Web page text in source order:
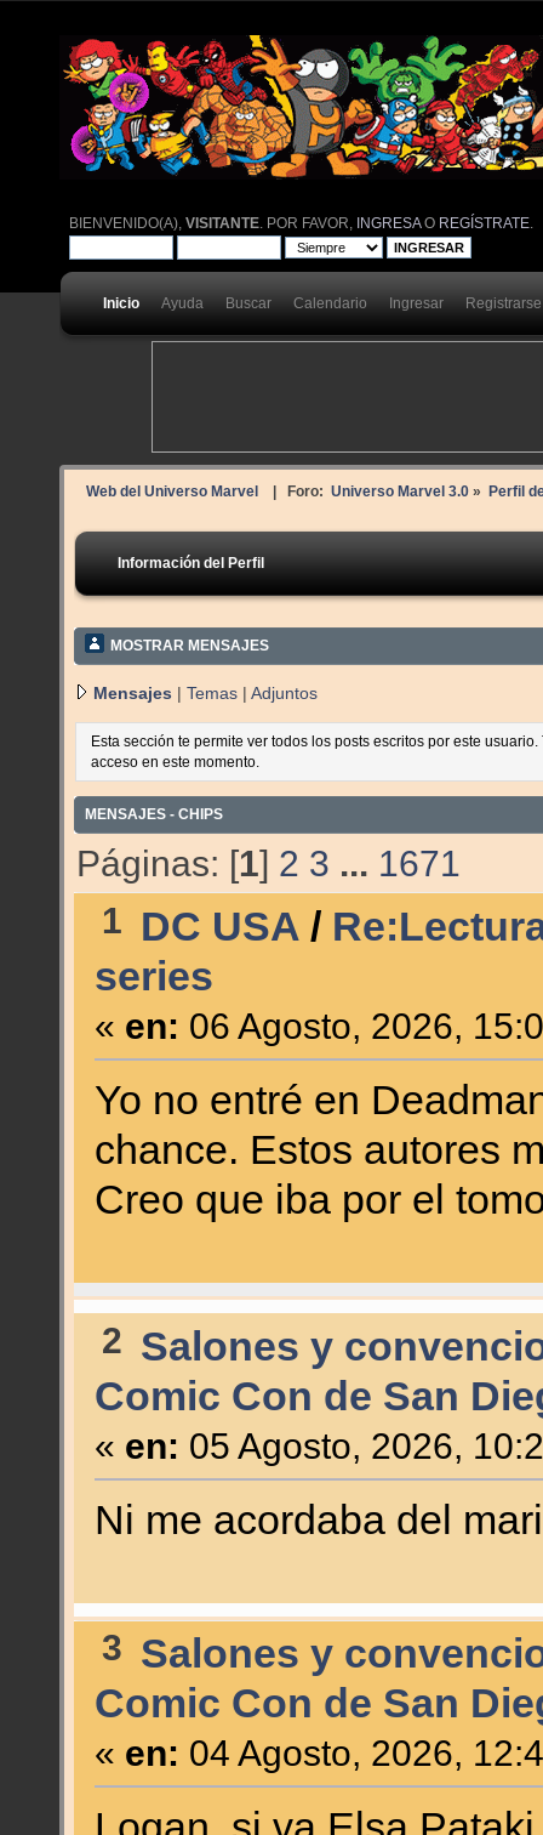
BIENVENIDO(A),VISITANTE . POR FAVOR, INGRESAO REGÍSTRATE
Inicio Ayuda Buscar Calendario Ingresar Registrarse
Web del Universo Marvel | Foro: Universo Marvel 3.0» Perfil
Información del Perfil
MOSTRAR MENSAJES
Mensajes | Temas | Adjuntos
Esta sección te permite ver todos los posts escritos por este
acceso en este momento.
MENSAJES - CHIPS
Páginas: [1] 2 3 ... 1671
1 DC USA /
series
« en: 06 Agosto, 2026,
Yo no entré en
chance. Estos autores
Creo que iba por el
2 Salones y
Comic Con de San
« en: 05 Agosto, 2026,
Ni me acordaba del
3 Salones y
Comic Con de San
« en: 04 Agosto, 2026,